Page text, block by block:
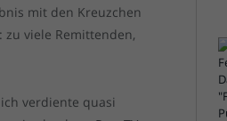
mit den Kreuzchen
viele Remittenden,
verdiente quasi